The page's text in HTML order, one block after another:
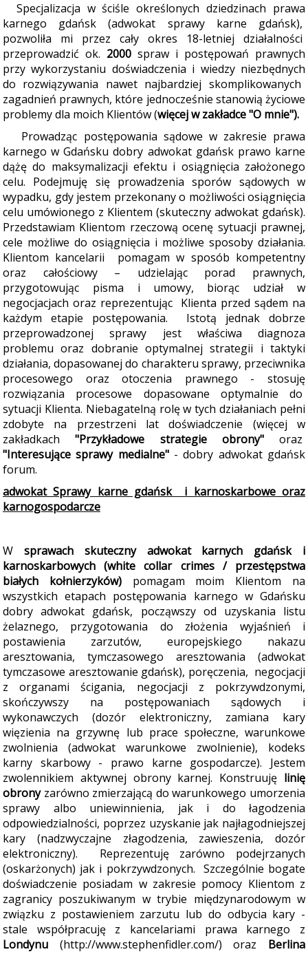
Specjalizacja w ściśle określonych dziedzinach prawa
karnego gdańsk (adwokat sprawy karne gdańsk),
pozwoliła mi przez cały okres 18-letniej działalności
przeprowadzić ok. 2000 spraw i postępowań prawnych
przy wykorzystaniu doświadczenia i wiedzy niezbędnych
do rozwiązywania nawet najbardziej skomplikowanych
zagadnień prawnych, które jednocześnie stanowią życiowe
problemy dla moich Klientów(więcej w zakładce "O mnie").
Prowadząc postępowania sądowe w zakresie prawa
karnego w Gdańsku dobry adwokat gdańsk prawo karne
dążę do maksymalizacji efektu i osiągnięcia założonego
celu. Podejmuję się prowadzenia sporów sądowych w
wypadku, gdy jestem przekonany o możliwości osiągnięcia
celu umówionego z Klientem (skuteczny adwokat gdańsk).
Przedstawiam Klientom rzeczową ocenę sytuacji prawnej,
cele możliwe do osiągnięcia i możliwe sposoby działania.
Klientom kancelarii pomagam w sposób kompetentny
oraz całościowy – udzielając porad prawnych,
przygotowując pisma i umowy, biorąc udział w
negocjacjach oraz reprezentując Klienta przed sądem na
każdym etapie postępowania. Istotą jednak dobrze
przeprowadzonej sprawy jest właściwa diagnoza
problemu oraz dobranie optymalnej strategii i taktyki
działania, dopasowanej do charakteru sprawy, przeciwnika
procesowego oraz otoczenia prawnego - stosuję
rozwiązania procesowe dopasowane optymalnie do
sytuacji Klienta. Niebagatelną rolę w tych działaniach pełni
zdobyte na przestrzeni lat doświadczenie (więcej w
zakładkach"Przykładowe strategie obrony"oraz
"Interesujące sprawy medialne"- dobry adwokat gdańsk
forum.
adwokat Sprawy karne gdańsk i karnoskarbowe oraz
karnogospodarcze
W sprawach skuteczny adwokat karnych gdańsk i
karnoskarbowych (white collar crimes / przestępstwa
białych kołnierzyków) pomagam moim Klientom na
wszystkich etapach postępowania karnego w Gdańsku
dobry adwokat gdańsk, począwszy od uzyskania listu
żelaznego, przygotowania do złożenia wyjaśnień i
postawienia zarzutów, europejskiego nakazu
aresztowania, tymczasowego aresztowania (adwokat
tymczasowe aresztowanie gdańsk), poręczenia, negocjacji
z organami ścigania, negocjacji z pokrzywdzonymi,
skończywszy na postępowaniach sądowych i
wykonawczych (dozór elektroniczny, zamiana kary
więzienia na grzywnę lub prace społeczne, warunkowe
zwolnienia (adwokat warunkowe zwolnienie), kodeks
karny skarbowy - prawo karne gospodarcze). Jestem
zwolennikiem aktywnej obrony karnej. Konstruuję linię
obronyzarówno zmierzającą do warunkowego umorzenia
sprawy albo uniewinnienia, jak i do łagodzenia
odpowiedzialności, poprzez uzyskanie jak najłagodniejszej
kary (nadzwyczajne złagodzenia, zawieszenia, dozór
elektroniczny). Reprezentuję zarówno podejrzanych
(oskarżonych) jak i pokrzywdzonych. Szczególnie bogate
doświadczenie posiadam w zakresie pomocy Klientom z
zagranicy poszukiwanym w trybie międzynarodowym w
związku z postawieniem zarzutu lub do odbycia kary -
stale współpracuję z kancelariami prawa karnego z
Londynu
(http://www.stephenfidler.com/) oraz Berlina